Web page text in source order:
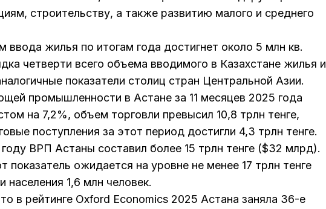
строительству, а также развитию малого и среднего
ввода жилья по итогам года достигнет около 5 млн кв.
четверти всего объема вводимого в Казахстане жилья и
показатели столиц стран Центральной Азии.
промышленности в Астане за 11 месяцев 2025 года
на 7,2%, объем торговли превысил 10,8 трлн тенге,
поступления за этот период достигли 4,3 трлн тенге.
ВРП Астаны составил более 15 трлн тенге ($32 млрд).
показатель ожидается на уровне не менее 17 трлн тенге
населения 1,6 млн человек.
в рейтинге Oxford Economics 2025 Астана заняла 36-е